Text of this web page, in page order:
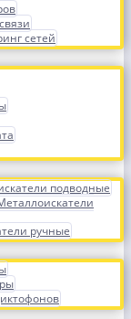
сетей
подводные
ручные